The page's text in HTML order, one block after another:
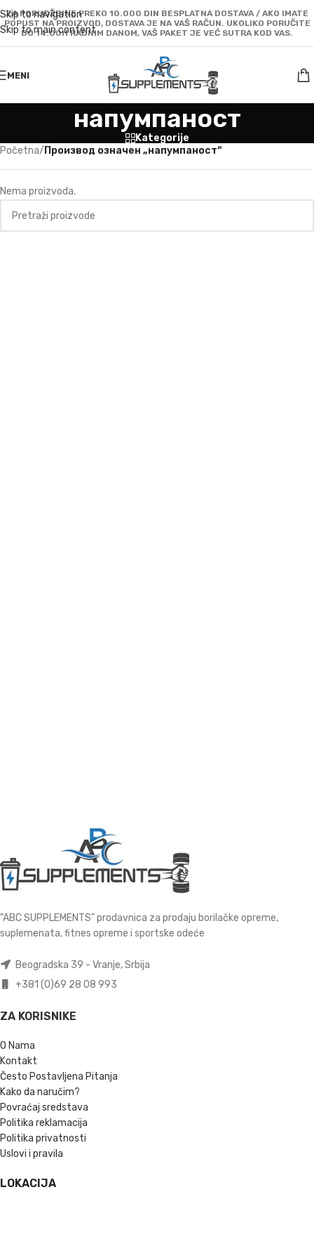
Skip to navigation
Skip to main content
ZA PORUDŽBINE PREKO 10.000 DIN BESPLATNA DOSTAVA / AKO IMATE
POPUST NA PROIZVOD, DOSTAVA JE NA VAŠ RAČUN. UKOLIKO PORUČITE
DO 14:00H RADNIM DANOM, VAŠ PAKET JE VEĆ SUTRA KOD VAS.
MENI
напумпаност
Kategorije
Početna/ Производ oзначен „напумпаност“
Nema proizvoda.
"ABC SUPPLEMENTS" prodavnica za prodaju borilačke opreme,
suplemenata, fitnes opreme i sportske odeće
Beogradska 39 - Vranje, Srbija
+381 (0)69 28 08 993
ZA KORISNIKE
O Nama
Kontakt
Često Postavljena Pitanja
Kako da naručim?
Povraćaj sredstava
Politika reklamacija
Politika privatnosti
Uslovi i pravila
LOKACIJA